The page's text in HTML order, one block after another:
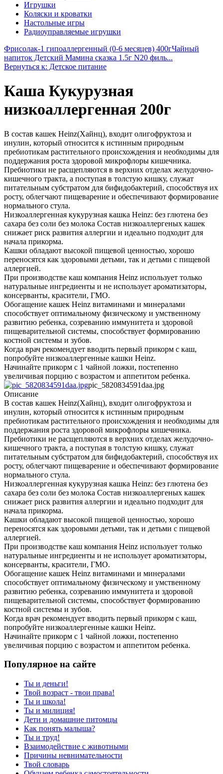
Игрушки
Коляски и кроватки
Настольные игры
Радиоуправляемые игрушки
Фрисолак-1 гипоаллергенный (0-6 месяцев) 400гЧайный
напиток Детский Мамина сказка 1.5г N20 филь...
Вернуться к: Детское питание
Каша Кукурузная
низкоаллергенная 200г
В состав кашек Heinz(Хайнц), входит олигофруктоза и
инулин, который относится к истинным природным
пребиотикам растительного происхождения и необходимы для
поддержания роста здоровой микрофлоры кишечника.
Пребиотики не расщепляются в верхних отделах желудочно-
кишечного тракта, а поступая в толстую кишку, служат
питательным субстратом для бифидобактерий, способствуя их
росту, облегчают пищеварение и обеспечивают формирование
нормального стула.
Низкоаллергенная кукурузная кашка Heinz: без глютена без
сахара без соли без молока Состав низкоаллергеных кашек
снижает риск развития аллергии и идеально подходит для
начала прикорма.
Кашки обладают высокой пищевой ценностью, хорошо
переносятся как здоровыми детьми, так и детьми с пищевой
аллергией.
При производстве каш компания Heinz использует только
натуральные ингредиенты и не использует ароматизаторы,
консерванты, красители, ГМО.
Обогащение кашек Heinz витаминами и минералами
способствует оптимальному физическому и умственному
развитию ребенка, созреванию иммунитета и здоровой
пищеварительной системы, способствует формированию
костной системы и зубов.
Когда врач рекомендует вводить первый прикорм с каш,
попробуйте низкоаллергенные кашки Heinz.
Начинайте прикорм с 1 чайной ложки, постепенно
увеличивая порцию с возрастом и аппетитом ребенка.
pic_5820834591daa.jpg
Описание
В состав кашек Heinz(Хайнц), входит олигофруктоза и
инулин, который относится к истинным природным
пребиотикам растительного происхождения и необходимы для
поддержания роста здоровой микрофлоры кишечника.
Пребиотики не расщепляются в верхних отделах желудочно-
кишечного тракта, а поступая в толстую кишку, служат
питательным субстратом для бифидобактерий, способствуя их
росту, облегчают пищеварение и обеспечивают формирование
нормального стула.
Низкоаллергенная кукурузная кашка Heinz: без глютена без
сахара без соли без молока Состав низкоаллергеных кашек
снижает риск развития аллергии и идеально подходит для
начала прикорма.
Кашки обладают высокой пищевой ценностью, хорошо
переносятся как здоровыми детьми, так и детьми с пищевой
аллергией.
При производстве каш компания Heinz использует только
натуральные ингредиенты и не использует ароматизаторы,
консерванты, красители, ГМО.
Обогащение кашек Heinz витаминами и минералами
способствует оптимальному физическому и умственному
развитию ребенка, созреванию иммунитета и здоровой
пищеварительной системы, способствует формированию
костной системы и зубов.
Когда врач рекомендует вводить первый прикорм с каш,
попробуйте низкоаллергенные кашки Heinz.
Начинайте прикорм с 1 чайной ложки, постепенно
увеличивая порцию с возрастом и аппетитом ребенка.
Популярное на сайте
Ты и деньги!
Твой возраст - твои права!
Ты и школа!
Ты и милиция!
Дети и домашние питомцы
Как понять малыша?
Ты и труд!
Взаимодействие с животными
Причины невнимательности
Твой словарь